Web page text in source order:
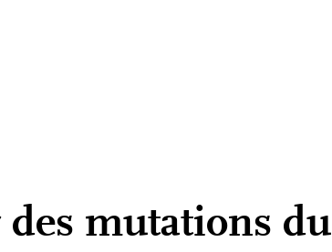
mutations du